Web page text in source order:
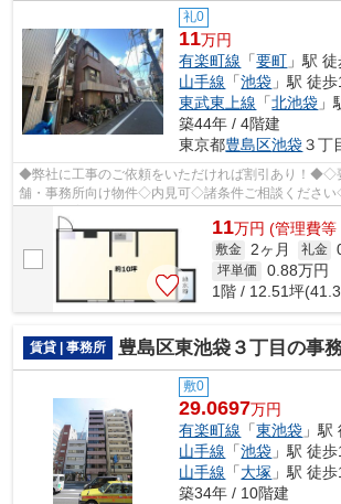
礼0
11万円
有楽町線 「要町 」駅
山手線 「池袋 」駅 徒
東武東上線 「北池袋 」
築44年 / 4階建
東京都豊島区池袋３丁
◆弊社に工事のご依頼をいただければ割引あり！
舗・事務所向け物件◇内見可◇諸条件ご相談くださ
11万円 (管理費等
敷金 2ヶ月 礼金
坪単価 0.88万円
1階 / 12.51坪
賃貸 | 事務所 豊島区東池袋３丁目の事
敷0
29.0697万円
有楽町線 「東池袋 」駅
山手線 「池袋 」駅 徒
山手線 「大塚 」駅 徒
築34年 / 10階建